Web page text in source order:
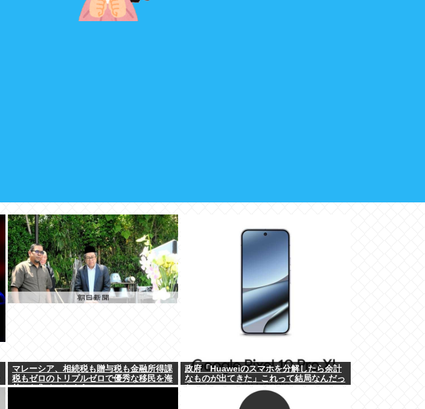
マレーシア、相続税も贈与税も金融所得課
税もゼロのトリプルゼロで優秀な移民を海
外から集めてしまう…
政府「Huaweiのスマホを分解したら余計
なものが出てきた」これって結局なんだっ